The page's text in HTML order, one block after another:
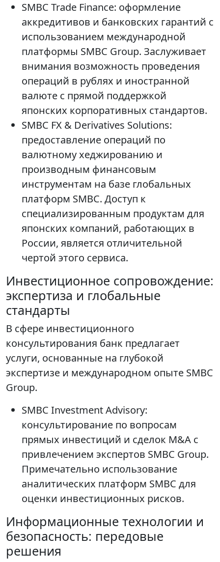
SMBC Trade Finance: оформление
аккредитивов и банковских гарантий с
использованием международной
платформы SMBC Group. Заслуживает
внимания возможность проведения
операций в рублях и иностранной
валюте с прямой поддержкой
японских корпоративных стандартов.
SMBC FX & Derivatives Solutions:
предоставление операций по
валютному хеджированию и
производным финансовым
инструментам на базе глобальных
платформ SMBC. Доступ к
специализированным продуктам для
японских компаний, работающих в
России, является отличительной
чертой этого сервиса.
Инвестиционное сопровождение:
экспертиза и глобальные
стандарты
В сфере инвестиционного
консультирования банк предлагает
услуги, основанные на глубокой
экспертизе и международном опыте SMBC
Group.
SMBC Investment Advisory:
консультирование по вопросам
прямых инвестиций и сделок M&A с
привлечением экспертов SMBC Group.
Примечательно использование
аналитических платформ SMBC для
оценки инвестиционных рисков.
Информационные технологии и
безопасность: передовые
решения